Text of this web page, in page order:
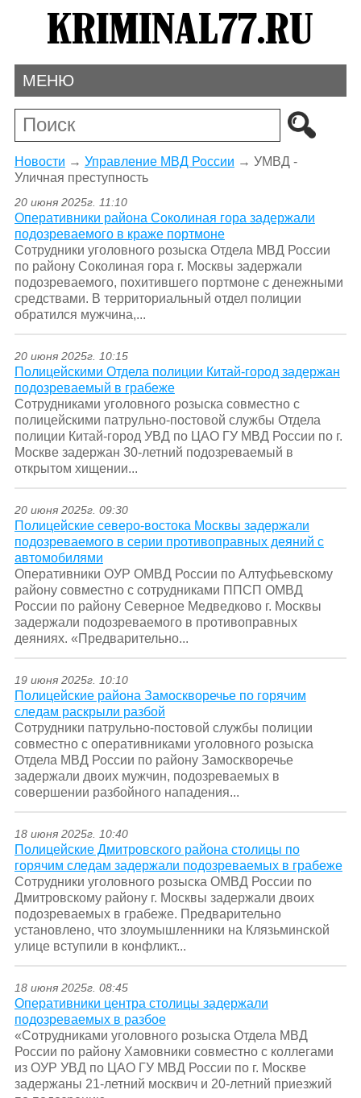
МЕНЮ
Новости → Управление МВД России → УМВД -
Уличная преступность
20 июня 2025г. 11:10
Оперативники района Соколиная гора задержали
подозреваемого в краже портмоне
Сотрудники уголовного розыска Отдела МВД России
по району Соколиная гора г. Москвы задержали
подозреваемого, похитившего портмоне с денежными
средствами. В территориальный отдел полиции
обратился мужчина,...
20 июня 2025г. 10:15
Полицейскими Отдела полиции Китай-город задержан
подозреваемый в грабеже
Сотрудниками уголовного розыска совместно с
полицейскими патрульно-постовой службы Отдела
полиции Китай-город УВД по ЦАО ГУ МВД России по г.
Москве задержан 30-летний подозреваемый в
открытом хищении...
20 июня 2025г. 09:30
Полицейские северо-востока Москвы задержали
подозреваемого в серии противоправных деяний с
автомобилями
Оперативники ОУР ОМВД России по Алтуфьевскому
району совместно с сотрудниками ППСП ОМВД
России по району Северное Медведково г. Москвы
задержали подозреваемого в противоправных
деяниях. «Предварительно...
19 июня 2025г. 10:10
Полицейские района Замоскворечье по горячим
следам раскрыли разбой
Сотрудники патрульно-постовой службы полиции
совместно с оперативниками уголовного розыска
Отдела МВД России по району Замоскворечье
задержали двоих мужчин, подозреваемых в
совершении разбойного нападения...
18 июня 2025г. 10:40
Полицейские Дмитровского района столицы по
горячим следам задержали подозреваемых в грабеже
Сотрудники уголовного розыска ОМВД России по
Дмитровскому району г. Москвы задержали двоих
подозреваемых в грабеже. Предварительно
установлено, что злоумышленники на Клязьминской
улице вступили в конфликт...
18 июня 2025г. 08:45
Оперативники центра столицы задержали
подозреваемых в разбое
«Сотрудниками уголовного розыска Отдела МВД
России по району Хамовники совместно с коллегами
из ОУР УВД по ЦАО ГУ МВД России по г. Москве
задержаны 21-летний москвич и 20-летний приезжий